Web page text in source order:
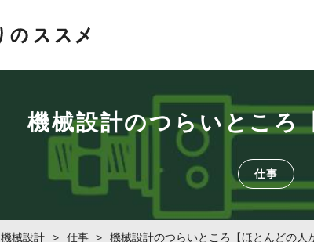
機械設計のつらいところ
仕事
機械設計 > 仕事 > 機械設計のつらいところ【ほとんどの人